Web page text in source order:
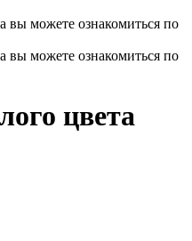
вы можете ознакомиться по
вы можете ознакомиться по
цвета